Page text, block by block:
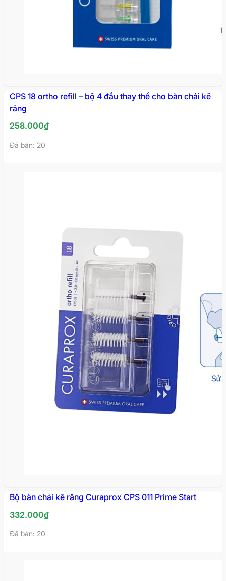
CPS 18 ortho refill – bộ 4 đầu thay thế cho bàn chải kẽ
răng
258.000₫
Đã bán: 20
Bộ bàn chải kẽ răng Curaprox CPS 011 Prime Start
332.000₫
Đã bán: 20